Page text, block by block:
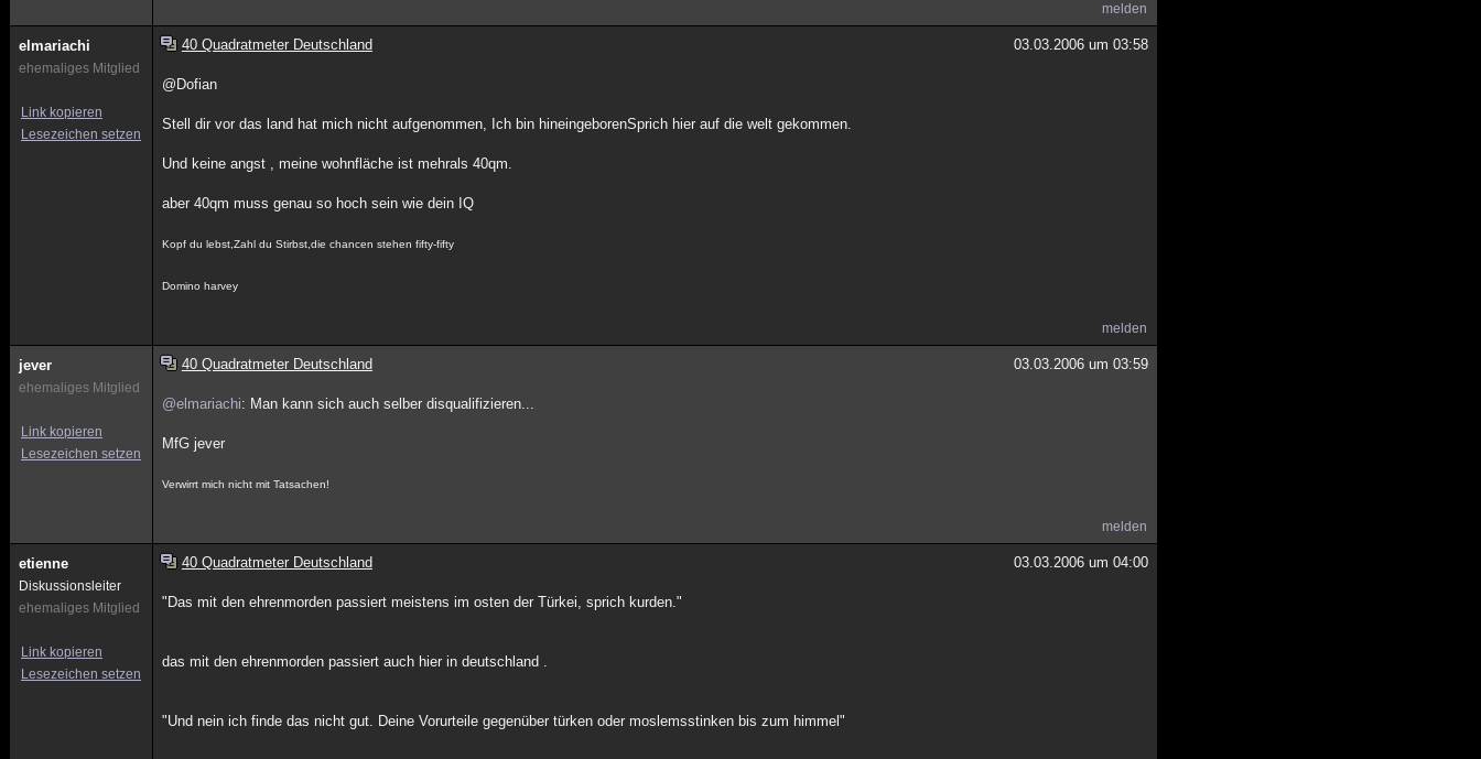
melden
elmariachi
ehemaliges Mitglied
Link kopieren
Lesezeichen setzen
40 Quadratmeter Deutschland 03.03.2006 um 03:58
@Dofian
Stell dir vor das land hat mich nicht aufgenommen, Ich bin hineingeborenSprich hier auf die welt gekommen.
Und keine angst , meine wohnfläche ist mehrals 40qm.
aber 40qm muss genau so hoch sein wie dein IQ
Kopf du lebst,Zahl du Stirbst,die chancen stehen fifty-fifty
Domino harvey
melden
jever
ehemaliges Mitglied
Link kopieren
Lesezeichen setzen
40 Quadratmeter Deutschland 03.03.2006 um 03:59
@elmariachi: Man kann sich auch selber disqualifizieren...
MfG jever
Verwirrt mich nicht mit Tatsachen!
melden
etienne
Diskussionsleiter
ehemaliges Mitglied
Link kopieren
Lesezeichen setzen
40 Quadratmeter Deutschland 03.03.2006 um 04:00
"Das mit den ehrenmorden passiert meistens im osten der Türkei, sprich kurden."
das mit den ehrenmorden passiert auch hier in deutschland .
"Und nein ich finde das nicht gut. Deine Vorurteile gegenüber türken oder moslemsstinken bis zum himmel"